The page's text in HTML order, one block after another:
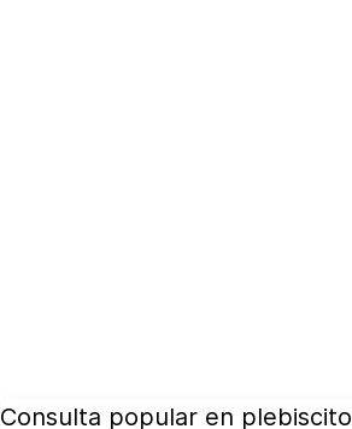
Consulta popular en plebiscito